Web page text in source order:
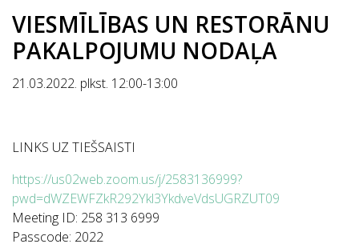
VIESMĪLĪBAS UN RESTORĀNU
PAKALPOJUMU NODAĻA
21.03.2022. plkst. 12:00-13:00
LINKS UZ TIEŠSAISTI
https://us02web.zoom.us/j/2583136999?
pwd=dWZEWFZkR292Ykl3YkdveVdsUGRZUT09
Meeting ID: 258 313 6999
Passcode: 2022